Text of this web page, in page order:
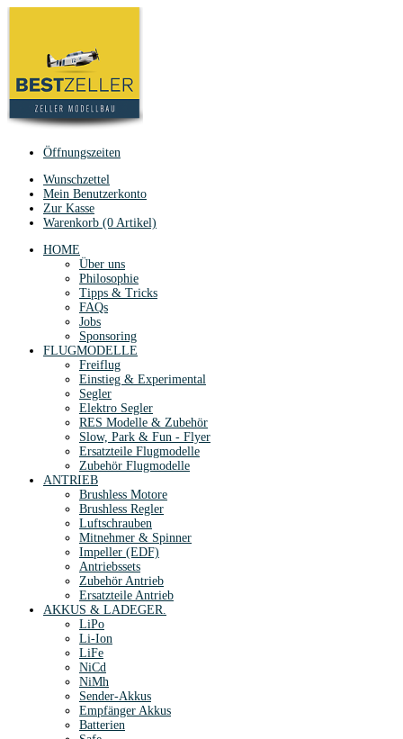
Öffnungszeiten
Wunschzettel
Mein Benutzerkonto
Zur Kasse
Warenkorb (0 Artikel)
HOME
Über uns
Philosophie
Tipps & Tricks
FAQs
Jobs
Sponsoring
FLUGMODELLE
Freiflug
Einstieg & Experimental
Segler
Elektro Segler
RES Modelle & Zubehör
Slow, Park & Fun - Flyer
Ersatzteile Flugmodelle
Zubehör Flugmodelle
ANTRIEB
Brushless Motore
Brushless Regler
Luftschrauben
Mitnehmer & Spinner
Impeller (EDF)
Antriebssets
Zubehör Antrieb
Ersatzteile Antrieb
AKKUS & LADEGER.
LiPo
Li-Ion
LiFe
NiCd
NiMh
Sender-Akkus
Empfänger Akkus
Batterien